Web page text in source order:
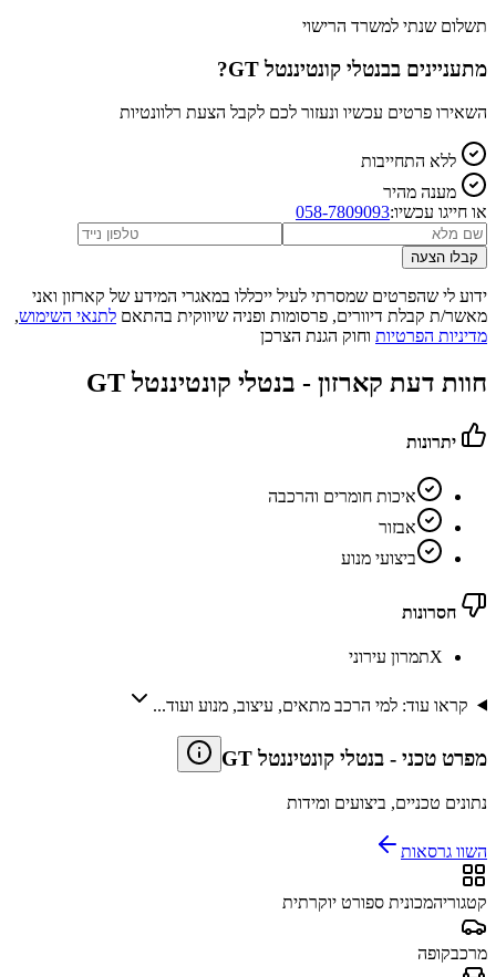
תשלום שנתי למשרד הרישוי
מתעניינים בבנטלי קונטיננטל GT ?
השאירו פרטים עכשיו ונעזור לכם לקבל הצעת רלוונטיות
ללא התחייבות
מענה מהיר
או חייגו עכשיו:058-7809093
קבלו הצעה
ידוע לי שהפרטים שמסרתי לעיל ייכללו במאגרי המידע של קארזון ואני
מאשר/ת קבלת דיוורים, פרסומות ופניה שיווקית בהתאם לתנאי השימוש,
מדיניות הפרטיות וחוק הגנת הצרכן
חוות דעת קארזון - בנטלי קונטיננטל GT
יתרונות
איכות חומרים והרכבה
אבזור
ביצועי מנוע
חסרונות
Xתמרון עירוני
קראו עוד: למי הרכב מתאים, עיצוב, מנוע ועוד...
מפרט טכני - בנטלי קונטיננטל GT
נתונים טכניים, ביצועים ומידות
השוו גרסאות
קטגוריהמכונית ספורט יוקרתית
מרכבקופה